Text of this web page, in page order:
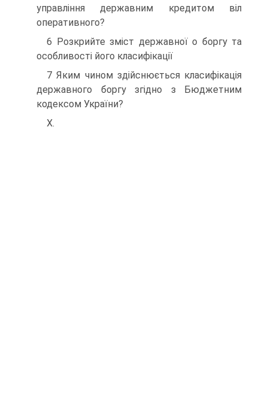
управління державним кредитом віл
оперативного?
6 Розкрийте зміст державної о боргу та
особливості його класифікації
7 Яким чином здійснюється класифікація
державного боргу згідно з Бюджетним
кодексом України?
X.